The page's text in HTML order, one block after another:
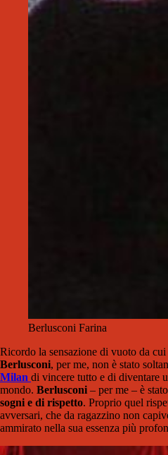
Berlusconi Farina
Ricordo la sensazione di vuoto da
Berlusconi, per me, non è stato
Milan di vincere tutto e di diventare
mondo. Berlusconi – per me – è
sogni e di rispetto. Proprio quel
avversari, che da ragazzino non
ammirato nella sua essenza più